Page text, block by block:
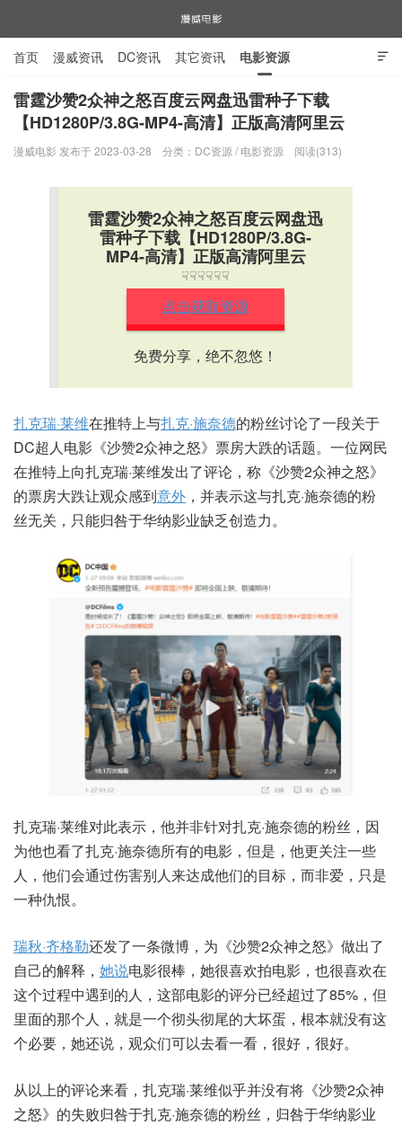
漫威电影

首页 漫威资讯 DC资讯 其它资讯 电影资源
电视剧资源 漫威图片
雷霆沙赞2众神之怒百度云网盘迅雷种子下载
【HD1280P/3.8G-MP4-高清】正版高清阿里云
漫威电影 发布于 2023-03-28 分类： DC资源 / 电影资源 阅读(313)
雷霆沙赞2众神之怒百度云网盘迅
雷种子下载【HD1280P/3.8G-
MP4-高清】正版高清阿里云
☟☟☟☟☟☟
点击获取资源
免费分享，绝不忽悠！
扎克瑞·莱维在推特上与扎克·施奈德的粉丝讨论了一段关于
DC超人电影《沙赞2众神之怒》票房大跌的话题。一位网民
在推特上向扎克瑞·莱维发出了评论，称《沙赞2众神之怒》
的票房大跌让观众感到意外 ，并表示这与扎克·施奈德的粉
丝无关，只能归咎于华纳影业缺乏创造力。
扎克瑞·莱维对此表示，他并非针对扎克·施奈德的粉丝，因
为他也看了扎克·施奈德所有的电影，但是，他更关注一些
人，他们会通过伤害别人来达成他们的目标，而非爱，只是
一种仇恨。
瑞秋·齐格勒还发了一条微博，为《沙赞2众神之怒》做出了
自己的解释， 她说电影很棒，她很喜欢拍电影，也很喜欢在
这个过程中遇到的人，这部电影的评分已经超过了85%，但
里面的那个人，就是一个彻头彻尾的大坏蛋，根本就没有这
个必要，她还说，观众们可以去看一看，很好，很好。
从以上的评论来看，扎克瑞·莱维似乎并没有将《沙赞2众神
之怒》的失败归咎于扎克·施奈德的粉丝，归咎于华纳影业